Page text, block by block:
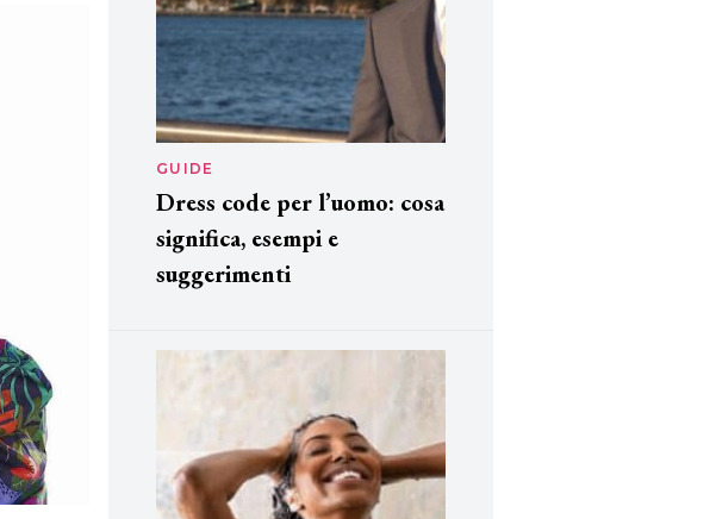
GUIDE
Dress code per l’uomo: cosa
significa, esempi e
suggerimenti